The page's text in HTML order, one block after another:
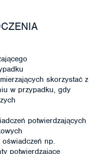
skorzystać z
w przypadku, gdy
potwierdzających
np.
potwierdzające